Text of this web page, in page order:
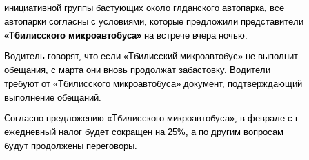
инициативной группы бастующих около глданского автопарка, все
автопарки согласны с условиями, которые предложили представители
«Тбилисского микроавтобуса» на встрече вчера ночью.
Водитель говорят, что если «Тбилисский микроавтобус» не выполнит
обещания, с марта они вновь продолжат забастовку. Водители
требуют от «Тбилисского микроавтобуса» документ, подтверждающий
выполнение обещаний.
Согласно предложению «Тбилисского микроавтобуса», в феврале с.г.
ежедневный налог будет сокращен на 25%, а по другим вопросам
будут продолжены переговоры.